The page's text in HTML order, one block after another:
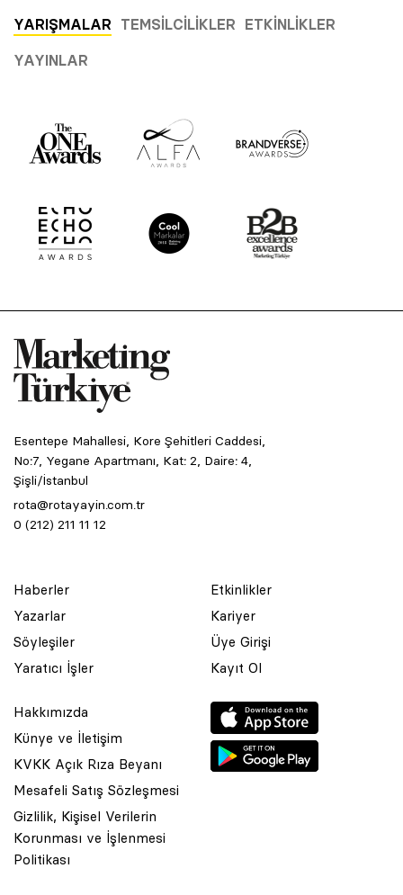
YARIŞMALAR TEMSILCILIKLER ETKINLIKLER
YAYINLAR
Esentepe Mahallesi, Kore Şehitleri Caddesi,
No:7, Yegane Apartmanı, Kat: 2, Daire: 4,
Şişli/İstanbul
rota@rotayayin.com.tr
0 (212) 211 11 12
Haberler
Yazarlar
Söyleşiler
Yaratıcı İşler
Etkinlikler
Kariyer
Üye Girişi
Kayıt Ol
Hakkımızda
Künye ve İletişim
KVKK Açık Rıza Beyanı
Mesafeli Satış Sözleşmesi
Gizlilik, Kişisel Verilerin
Korunması ve İşlenmesi
Politikası
© 2001 Rota Yayın Yapım Tanıtım Tic. Ltd. Şti. Bu Sitede Bulunan